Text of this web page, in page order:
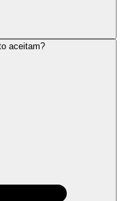
aceitam?